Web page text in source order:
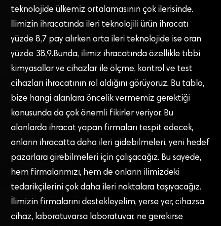
teknolojide ülkemiz ortalamasının çok ilerisinde.
İlimizin ihracatında ileri teknolojili ürün ihracatı
yüzde 8,7 pay alırken orta ileri teknolojide ise oran
yüzde 38,9.Bunda, ilimiz ihracatında özellikle tıbbi
kimyasallar ve cihazlar ile ölçme, kontrol ve test
cihazları ihracatının rol aldığını görüyoruz. Bu tablo,
bize hangi alanlara öncelik vermemiz gerektiği
konusunda da çok önemli fikirler veriyor. Bu
alanlarda ihracat yapan firmaları tespit edecek,
onların ihracatta daha ileri gidebilmeleri, yeni hedef
pazarlara girebilmeleri için çalışacağız. Bu sayede,
hem firmalarımızı, hem de onların ilimizdeki
tedarikçilerini çok daha ileri noktalara taşıyacağız.
İlimizin firmalarını destekleyelim, yerse yer, cihazsa
cihaz, laboratuvarsa laboratuvar, ne gerekirse